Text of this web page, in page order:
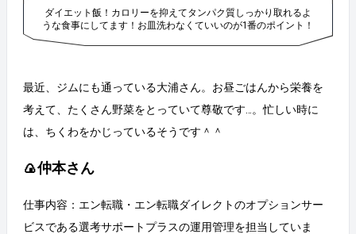
ダイエット飯！カロリーを抑えてタンパク質しっかり取れるよ
うな食事にしてます！お皿洗わなくていいのが1番のポイント！
最近、ジムにも通っている大浦さん。お昼ごはんから栄養を
考えて、たくさん野菜をとっていて尊敬です…。忙しい時に
は、ちくわをかじっているそうです＾＾
🍙仲本さん
仕事内容：エン転職・エン転職ダイレクトのオプションサー
ビスである選考サポートプラスの運用管理を担当していま